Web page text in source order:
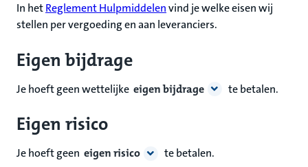
In hetReglement Hulpmiddelenvind je welke eisen wij
stellen per vergoeding en aan leveranciers.
Eigen bijdrage
Je hoeft geen wettelijke eigen bijdrage te betalen.
Eigen risico
Je hoeft geen eigen risico te betalen.